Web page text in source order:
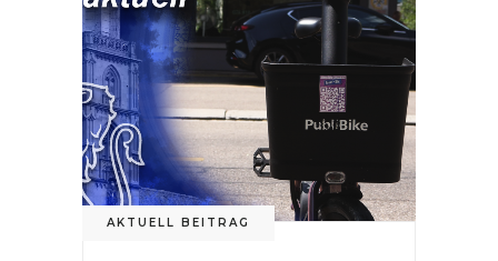
AKTUELL BEITRAG